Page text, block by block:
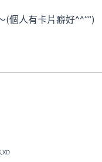
個人有卡片癖好^^””)
XD